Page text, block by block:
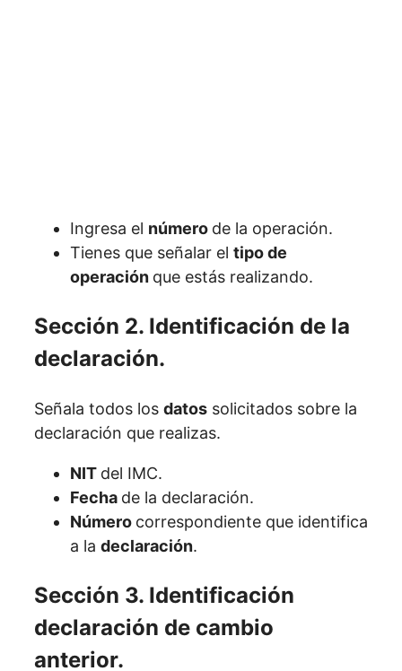
Ingresa el número de la operación.
Tienes que señalar el tipo de
operación que estás realizando.
Sección 2. Identificación de la
declaración.
Señala todos los datos solicitados sobre la
declaración que realizas.
NIT del IMC.
Fecha de la declaración.
Número correspondiente que identifica
a la declaración.
Sección 3. Identificación
declaración de cambio
anterior.